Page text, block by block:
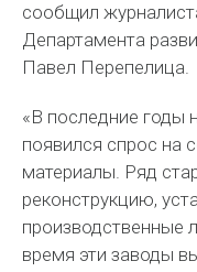
сообщил
Департамента
Павел Перепелица.
«В последние годы
появился спрос на
материалы. Ряд
реконструкцию,
производственные
время эти заводы